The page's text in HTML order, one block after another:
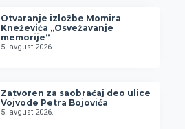
Otvaranje izložbe Momira
Kneževića „Osvežavanje
memorije“
5. avgust 2026.
Zatvoren za saobraćaj deo ulice
Vojvode Petra Bojovića
5. avgust 2026.